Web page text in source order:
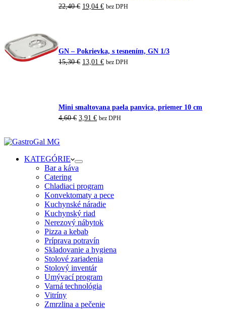
22,40€ Pôvodná
19,04 €Aktuálna
bez DPH
GN – Pokrievka, s tesnením, GN 1/3
15,30€ Pôvodná
13,01 €Aktuálna
bez DPH
Mini smaltovana paela panvica, priemer 10 cm
4,60€ Pôvodná
3,91 €Aktuálna
bez DPH
KATEGÓRIE
Bar a káva
Catering
Chladiaci program
Konvektomaty a pece
Kuchynské náradie
Kuchynský riad
Nerezový nábytok
Pizza a kebab
Príprava potravín
Skladovanie a hygiena
Stolové zariadenia
Stolový inventár
Umývací program
Varná technológia
Vitríny
Zmrzlina a pečenie